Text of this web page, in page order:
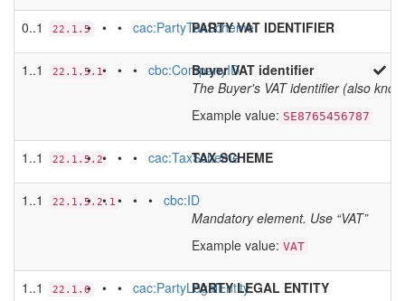
0..1 22.1.5• • • cac:PartyTaxSchemePARTY VAT IDENTIFIER
1..1 22.1.5.1• • • • cbc:CompanyID
Buyer VAT identifier
The Buyer's VAT identifier (also
Example value: SE8765456787
1..1 22.1.5.2• • • • cac:TaxScheme
TAX SCHEME
1..1 22.1.5.2.1• • • • • cbc:ID
Mandatory element. Use “VAT”
Example value: VAT
1..1 22.1.6• • • cac:PartyLegalEntityPARTY LEGAL ENTITY